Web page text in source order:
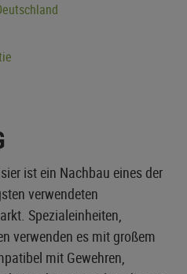
ist ein Nachbau eines der
verwendeten
Spezialeinheiten,
verwenden es mit großem
mit Gewehren,